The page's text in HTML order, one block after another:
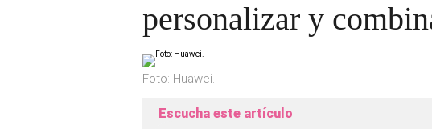
personalizar y
Foto: Huawei.
Escucha este artículo